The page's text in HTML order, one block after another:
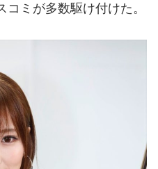
ミが多数駆け付けた。